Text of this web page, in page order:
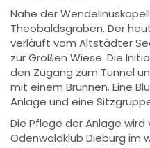
Nahe der
Theobaldsgraben. Der
verläuft vom Altstädter
zur Großen Wiese. Die
den Zugang zum Tunnel
mit einem Brunnen. Eine
Anlage und eine
Die Pflege der Anlage
Odenwaldklub Dieburg im